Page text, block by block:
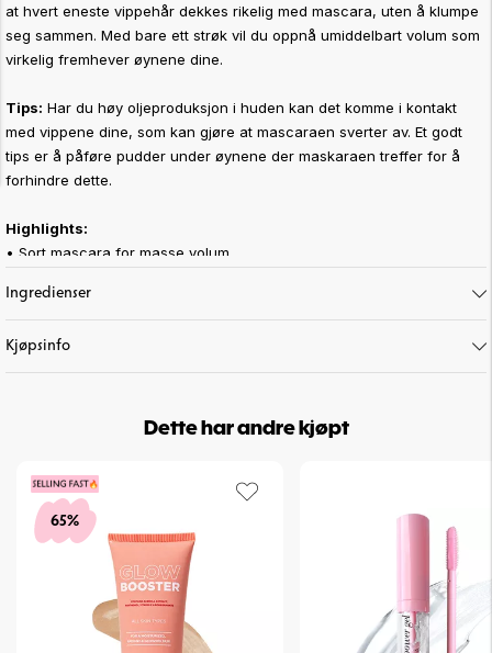
at hvert eneste vippehår dekkes rikelig med mascara, uten å klumpe
seg sammen. Med bare ett strøk vil du oppnå umiddelbart volum som
virkelig fremhever øynene dine.
Tips: Har du høy oljeproduksjon i huden kan det komme i kontakt
med vippene dine, som kan gjøre at mascaraen sverter av. Et godt
tips er å påføre pudder under øynene der maskaraen treffer for å
forhindre dette.
Highlights:
• Sort mascara for masse volum
Art. nr:14-22
Ingredienser
Kjøpsinfo
Dette har andre kjøpt
65%